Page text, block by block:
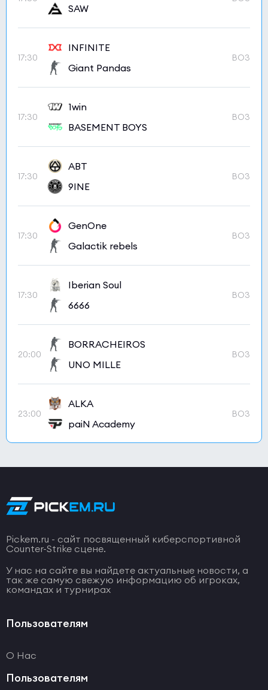
SAW
17:30
INFINITE
Giant Pandas
BO3
17:30
1win
BASEMENT BOYS
BO3
17:30
ABT
9INE
BO3
17:30
GenOne
Galactik rebels
BO3
17:30
Iberian Soul
6666
BO3
20:00
BORRACHEIROS
UNO MILLE
BO3
23:00
ALKA
paiN Academy
BO3
Pickem.ru - сайт посвященный киберспортивной
Counter-Strike сцене.
У нас на сайте вы найдете актуальные новости, а
так же самую свежую информацию об игроках,
командах и турнирах
Пользователям
О Нас
Пользователям